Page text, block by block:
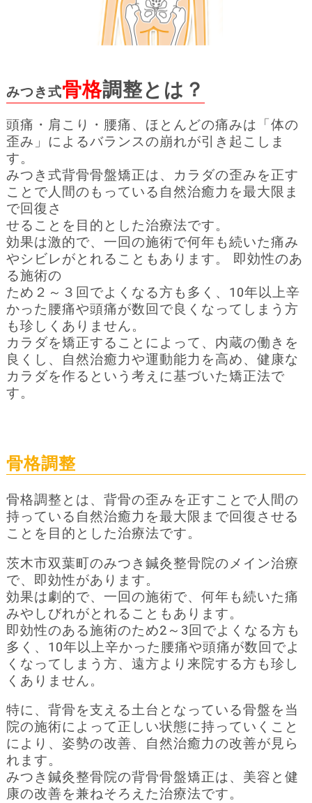
みつき式骨格調整とは？
頭痛・肩こり・腰痛、ほとんどの痛みは「体の
歪み」によるバランスの崩れが引き起こしま
す。
みつき式背骨骨盤矯正は、カラダの歪みを正す
ことで人間のもっている自然治癒力を最大限ま
で回復さ
せることを目的とした治療法です。
効果は激的で、一回の施術で何年も続いた痛み
やシビレがとれることもあります。 即効性のあ
る施術の
ため２～３回でよくなる方も多く、10年以上辛
かった腰痛や頭痛が数回で良くなってしまう方
も珍しくありません。
カラダを矯正することによって、内蔵の働きを
良くし、自然治癒力や運動能力を高め、健康な
カラダを作るという考えに基づいた矯正法で
す。
骨格調整
骨格調整とは、背骨の歪みを正すことで人間の
持っている自然治癒力を最大限まで回復させる
ことを目的とした治療法です。
茨木市双葉町のみつき鍼灸整骨院のメイン治療
で、即効性があります。
効果は劇的で、一回の施術で、何年も続いた痛
みやしびれがとれることもあります。
即効性のある施術のため2～3回でよくなる方も
多く、10年以上辛かった腰痛や頭痛が数回でよ
くなってしまう方、遠方より来院する方も珍し
くありません。
特に、背骨を支える土台となっている骨盤を当
院の施術によって正しい状態に持っていくこと
により、姿勢の改善、自然治癒力の改善が見ら
れます。
みつき鍼灸整骨院の背骨骨盤矯正は、美容と健
康の改善を兼ねそろえた治療法です。